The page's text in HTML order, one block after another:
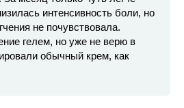
интенсивность боли, но
не почувствовала.
гелем, но уже не верю в
обычный крем, как